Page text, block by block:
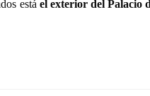
está el exterior del Palacio